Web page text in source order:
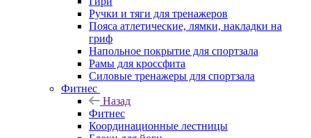
Ручки и тяги для тренажеров
Пояса атлетические, лямки, накладки на
гриф
Напольное покрытие для спортзала
Рамы для кроссфита
Силовые тренажеры для спортзала
Фитнес
Назад
Фитнес
Координационные лестницы